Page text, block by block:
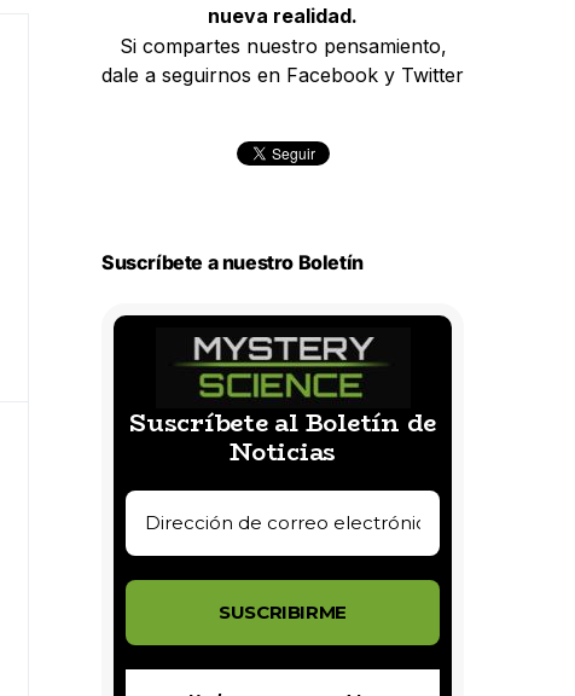
nueva realidad.
Si compartes nuestro pensamiento,
dale a seguirnos en Facebook y Twitter
Suscríbete a nuestro Boletín
Suscríbete al Boletín de
Noticias